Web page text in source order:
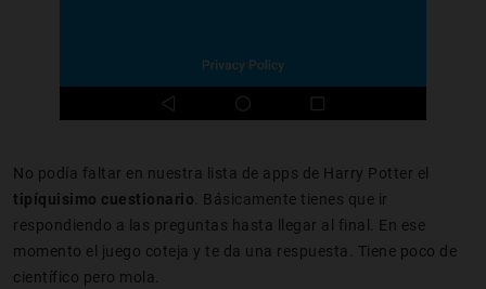
No podía faltar en nuestra lista de apps de Harry Potter el
tipíquisimo cuestionario . Básicamente tienes que ir
respondiendo a las preguntas hasta llegar al final. En ese
momento el juego coteja y te da una respuesta. Tiene poco de
científico pero mola.